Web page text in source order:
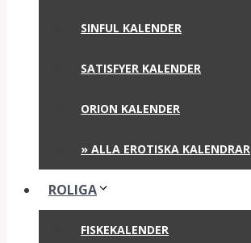
SINFUL KALENDER
SATISFYER KALENDER
ORION KALENDER
» ALLA EROTISKA KALENDRAR
ROLIGA
FISKEKALENDER